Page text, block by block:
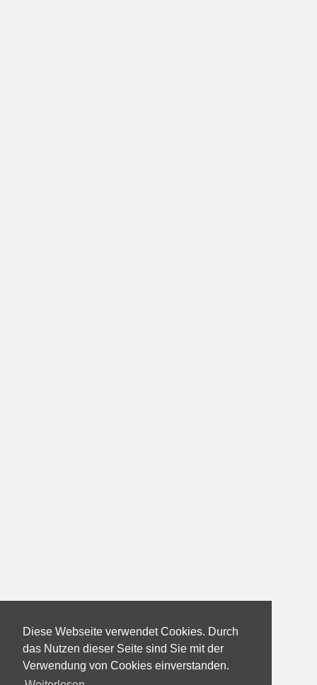
Diese Webseite verwendet Cookies. Durch
das Nutzen dieser Seite sind Sie mit der
Verwendung von Cookies einverstanden.